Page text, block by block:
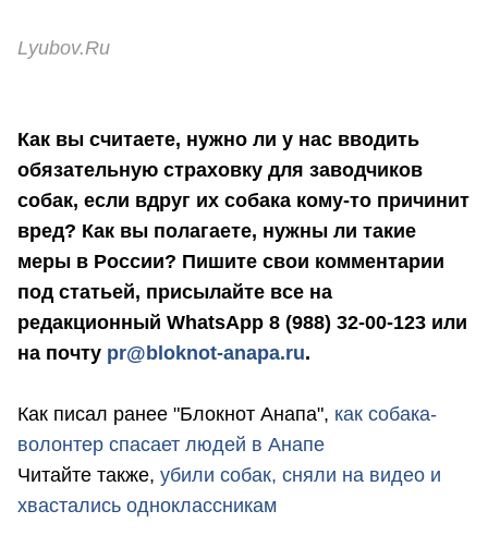
Lyubov.Ru
Как вы считаете, нужно ли у нас вводить
обязательную страховку для заводчиков
собак, если вдруг их собака кому-то причинит
вред? Как вы полагаете, нужны ли такие
меры в России? Пишите свои комментарии
под статьей, присылайте все на
редакционный WhatsApp 8 (988) 32-00-123 или
на почту pr@bloknot-anapa.ru.
Как писал ранее "Блокнот Анапа", как собака-
волонтер спасает людей в Анапе
Читайте также, убили собак, сняли на видео и
хвастались одноклассникам